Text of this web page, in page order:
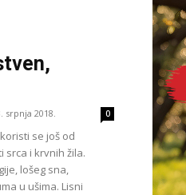
srpnja 2018. 0
se još od
srca i krvnih žila.
lošeg sna,
u ušima. Lisni